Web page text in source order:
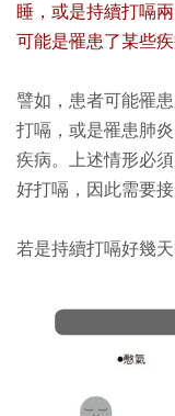
睡，或是持續打嗝
可能是罹患了某些疾
譬如，患者可能罹
打嗝，或是罹患肺
疾病。上述情形必
好打嗝，因此需要接
若是持續打嗝好幾